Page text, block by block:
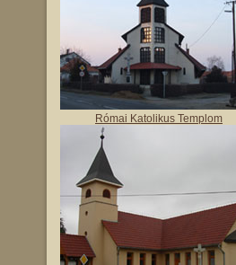
Római Katolikus Templom